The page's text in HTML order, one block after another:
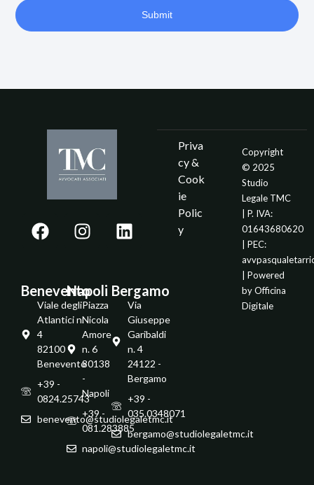
Submit
Benevento
Viale degli
Atlantici n.
4
82100 -
Benevento
+39 -
0824.25743
benevento@studiolegaletmc.it
Napoli
Piazza
Nicola
Amore
n. 6
80138
-
Napoli
+39 -
081.283885
napoli@studiolegaletmc.it
Bergamo
Via
Giuseppe
Garibaldi
n. 4
24122 -
Bergamo
+39 -
035.0348071
bergamo@studiolegaletmc.it
Priva
cy &
Cook
ie
Polic
y
Copyright
© 2025
Studio
Legale TMC
| P. IVA:
01643680620
| PEC:
| Powered
byOfficina
Digitale